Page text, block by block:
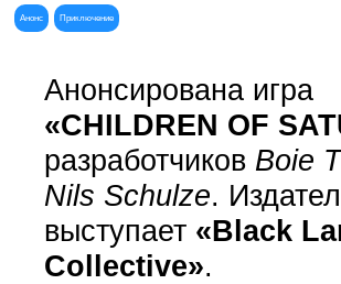
Анонс Приключение
Анонсирована игра
«CHILDREN OF
разработчиков Boie
Nils Schulze.
выступает «Black
Collective».